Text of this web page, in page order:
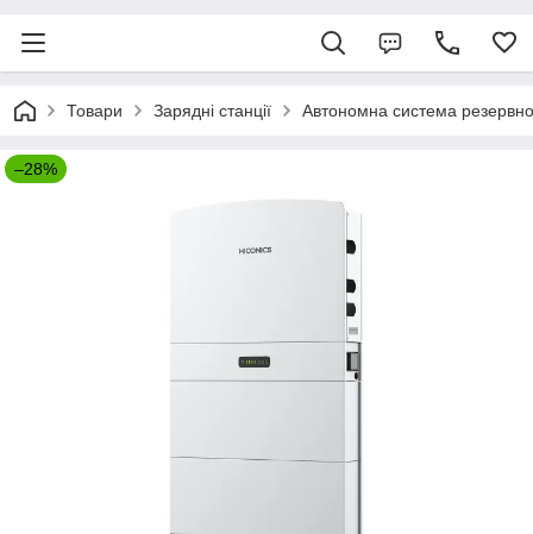
Товари Зарядні станції Автономна система
–28%